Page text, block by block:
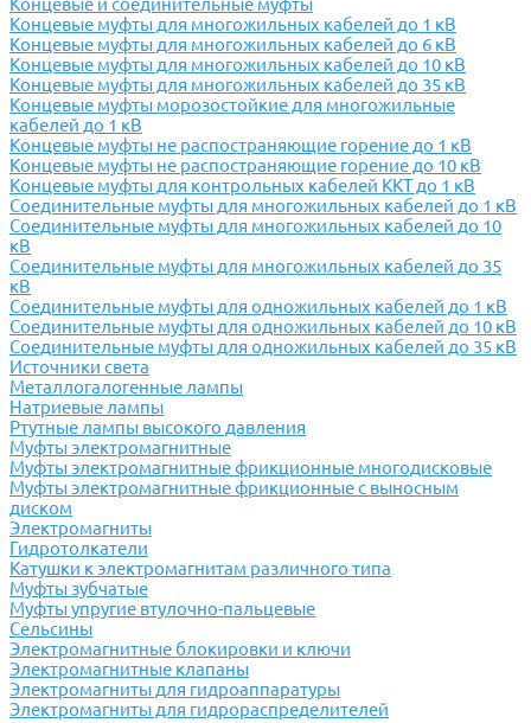
Концевые муфты для многожильных кабелей до 1 кВ
Концевые муфты для многожильных кабелей до 6 кВ
Концевые муфты для многожильных кабелей до 10 кВ
Концевые муфты для многожильных кабелей до 35 кВ
Концевые муфты морозостойкие для многожильные
кабелей до 1 кВ
Концевые муфты не распостраняющие горение до 1 кВ
Концевые муфты не распостраняющие горение до 10 кВ
Концевые муфты для контрольных кабелей ККТ до 1 кВ
Соединительные муфты для многожильных кабелей до 1 кВ
Соединительные муфты для многожильных кабелей до 10
кВ
Соединительные муфты для многожильных кабелей до 35
кВ
Соединительные муфты для одножильных кабелей до 1 кВ
Соединительные муфты для одножильных кабелей до 10 кВ
Соединительные муфты для одножильных кабелей до 35 кВ
Источники света
Металлогалогенные лампы
Натриевые лампы
Ртутные лампы высокого давления
Муфты электромагнитные
Муфты электромагнитные фрикционные многодисковые
Муфты электромагнитные фрикционные с выносным
диском
Электромагниты
Гидротолкатели
Катушки к электромагнитам различного типа
Муфты зубчатые
Муфты упругие втулочно-пальцевые
Сельсины
Электромагнитные блокировки и ключи
Электромагнитные клапаны
Электромагниты для гидроаппаратуры
Электромагниты для гидрораспределителей